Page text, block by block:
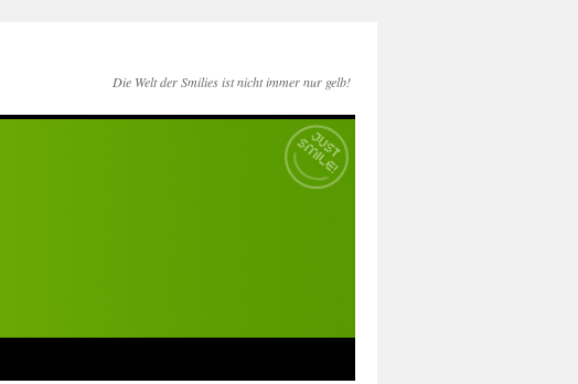
Die Welt der Smilies ist nicht immer nur gelb!